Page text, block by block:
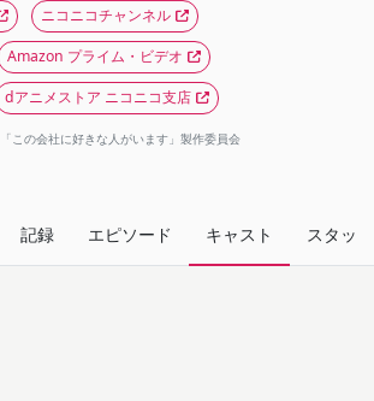
ニコニコチャンネル
Amazon プライム・ビデオ
dアニメストア ニコニコ支店
この会社に好きな人がいます」製作委員会
記録 エピソード キャスト スタッフ